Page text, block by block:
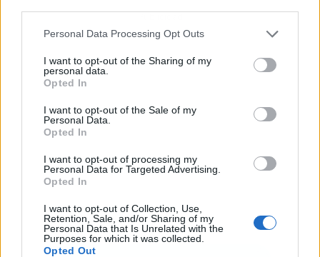
Personal Data Processing Opt Outs
I want to opt-out of the Sharing of my
personal data.
Opted In
I want to opt-out of the Sale of my
Personal Data.
Opted In
I want to opt-out of processing my
Personal Data for Targeted Advertising.
Opted In
I want to opt-out of Collection, Use,
Retention, Sale, and/or Sharing of my
Personal Data that Is Unrelated with the
Purposes for which it was collected.
Opted Out
Publicidad